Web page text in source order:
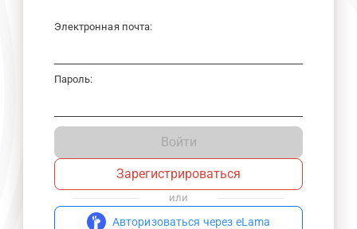
Электронная почта:
Пароль:
Войти
Зарегистрироваться
или
Авторизоваться через eLama